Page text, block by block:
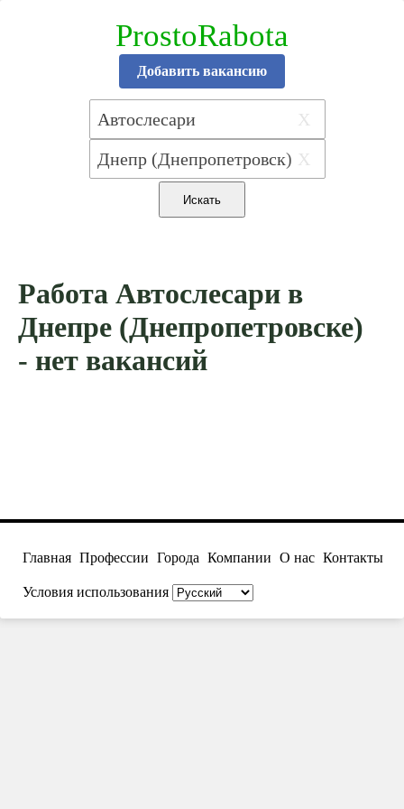
ProstoRabota
Добавить вакансию
X
X
Работа Автослесари в
Днепре (Днепропетровске)
- нет вакансий
Главная Профессии Города Компании О нас Контакты
Условия использования